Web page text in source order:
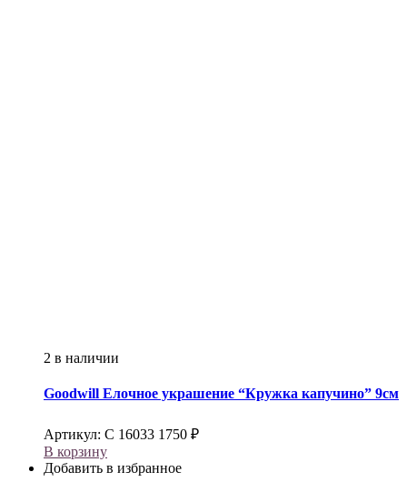
2 в наличии
Goodwill Елочное украшение “Кружка капучино” 9см
Артикул: С 16033 1750 ₽
В корзину
Добавить в избранное